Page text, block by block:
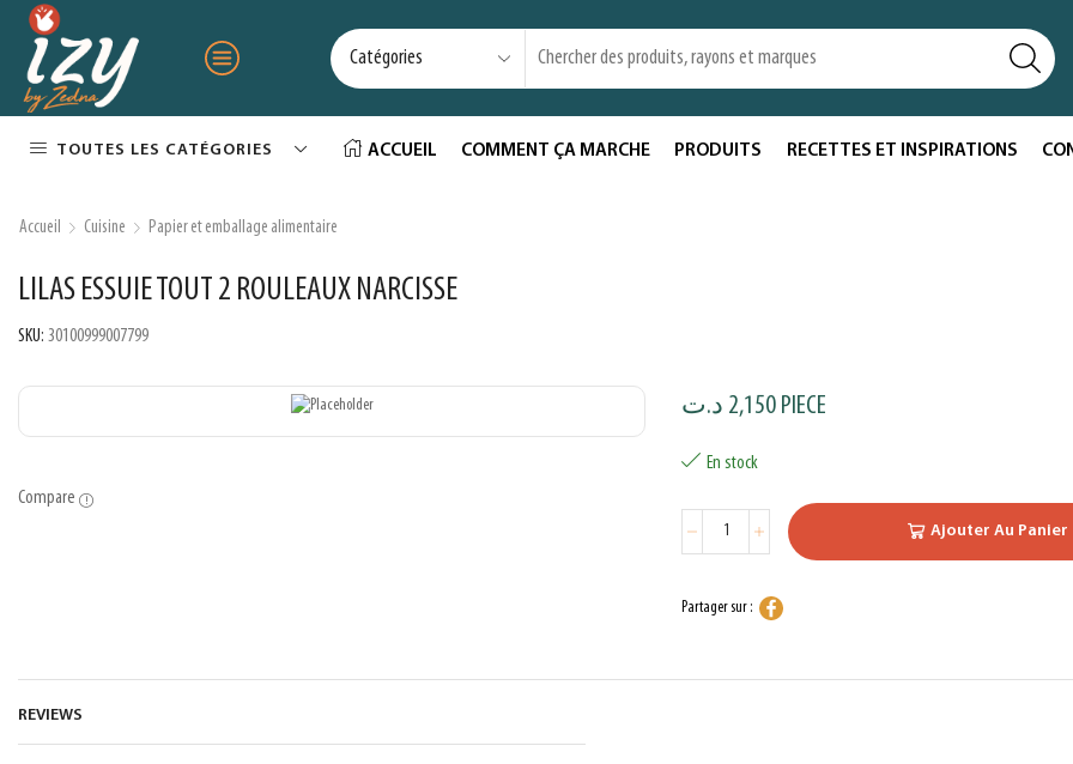
TOUTES LES CATÉGORIES ACCUEIL COMMENT ÇA MARCHE PRODUITS RECETTES ET INSPIRATIONS
Accueil Cuisine Papier et emballage alimentaire
LILAS ESSUIE TOUT 2 ROULEAUX NARCISSE
SKU: 30100999007799
Compare
2,150 د.ت PIECE
En stock
Ajouter Au Panier
Partager sur :
REVIEWS